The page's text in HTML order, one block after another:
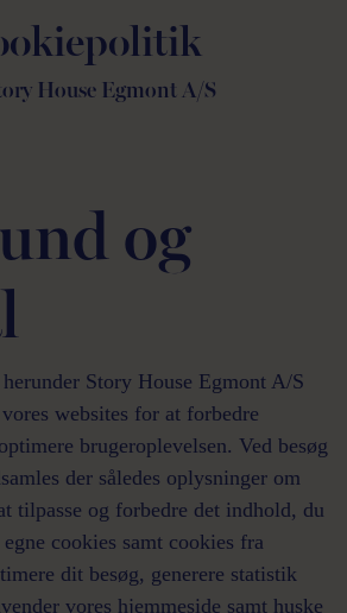
House Egmont A/S
og
Story House Egmont A/S
websites for at forbedre
brugeroplevelsen. Ved besøg
der således oplysninger om
tilpasse og forbedre det indhold, du
cookies samt cookies fra
dit besøg, generere statistik
vores hjemmeside samt huske